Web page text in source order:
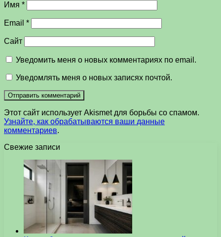
Имя *
Email *
Сайт
Уведомить меня о новых комментариях по email.
Уведомлять меня о новых записях почтой.
Этот сайт использует Akismet для борьбы со спамом.
Узнайте, как обрабатываются ваши данные
комментариев.
Свежие записи